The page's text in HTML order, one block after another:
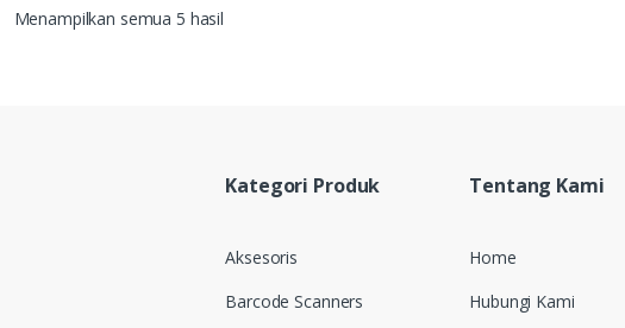
Menampilkan semua 5 hasil
Kategori Produk
Aksesoris
Barcode Scanners
Tentang Kami
Home
Hubungi Kami